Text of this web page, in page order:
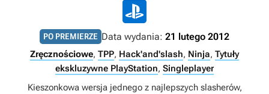
PO PREMIERZE Data wydania: 21 lutego 2012
Zręcznościowe, TPP, Hack'and'slash, Ninja, Tytuły
ekskluzywne PlayStation, Singleplayer
Kieszonkowa wersja jednego z najlepszych slasherów,